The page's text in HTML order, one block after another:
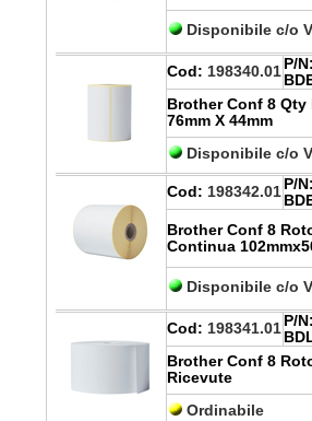
Disponibile c/o
Cod: 198340.01 P/
Brother Conf 8
76mm X 44mm
Disponibile c/o
Cod: 198342.01 P/
Brother Conf 8
Continua
Disponibile c/o
Cod: 198341.01 P/
Brother Conf 8
Ricevute
Ordinabile